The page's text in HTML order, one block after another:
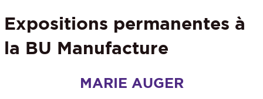
Expositions permanentes à
la BU Manufacture
MARIE AUGER